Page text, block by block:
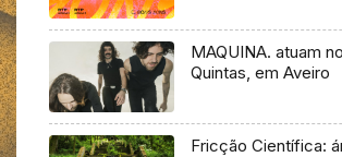
MAQUINA. atuam
Quintas, em Aveiro
Fricção Científica: